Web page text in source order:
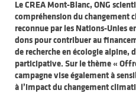
Le CREA Mont-Blanc, ONG
compréhension du changement
reconnue par les Nations-Unies
dons pour contribuer au
de recherche en écologie alpine,
participative. Sur le thème «
campagne vise également à
à l’impact du changement